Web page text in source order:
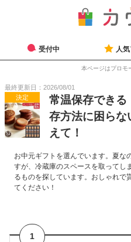
受付中 人
本ページはプロモ
最終更新日：2026/08/01
決定
常温保存できる
存方法に困らな
えて！
お中元ギフトを選んでいます。夏な
すが、冷蔵庫のスペースを取ってし
るものを探しています。おしゃれで
てください！
1